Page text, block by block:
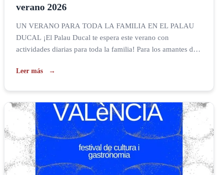
verano 2026
UN VERANO PARA TODA LA FAMILIA EN EL PALAU
DUCAL ¡El Palau Ducal te espera este verano con
actividades diarias para toda la familia! Para los amantes de
20:30 te ofrecemos las VISITAS NOCTURNAS. Una
Leer más